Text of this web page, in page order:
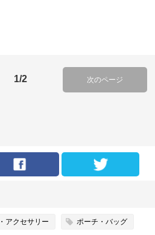
1/2 次のページ
アクセサリー ポーチ・バッグ